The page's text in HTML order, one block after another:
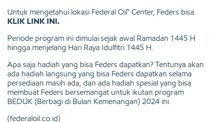
Untuk mengetahui lokasi Federal Oil™ Center, Feders bisa
KLIK LINK INI.
Periode program ini dimulai sejak awal Ramadan 1445 H
hingga menjelang Hari Raya Idulfitri 1445 H.
Apa saja hadiah yang bisa Feders dapatkan? Tentunya akan
ada hadiah langsung yang bisa Feders dapatkan selama
persediaan masih ada, dan ada hadiah spesial yang bisa
membuat Feders bersemangat untuk ikutan program
BEDUK (Berbagi di Bulan Kemenangan) 2024 ini.
(federaloil.co.id)